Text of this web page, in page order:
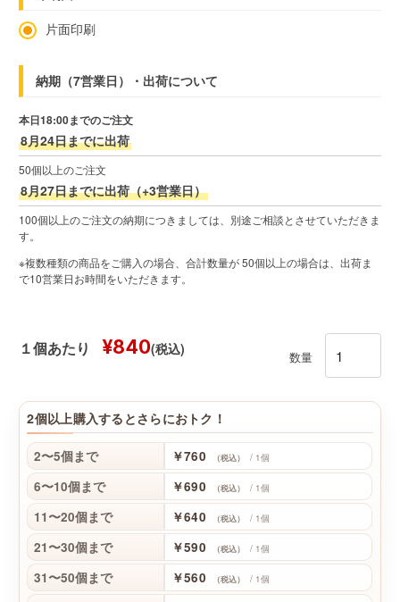
片面印刷
納期（7営業日）・出荷について
本日18:00までのご注文
8月24日までに出荷
50個以上のご注文
8月27日までに出荷（+3営業日）
100個以上のご注文の納期につきましては、別途ご相談とさせていただきま
す。
※複数種類の商品をご購入の場合、合計数量が 50個以上の場合は、出荷ま
で10営業日お時間をいただきます。
１個あたり ¥840(税込)
数量
2個以上購入するとさらにおトク！
2〜5個まで ￥760 （税込） / 1個
6〜10個まで ￥690 （税込） / 1個
11〜20個まで ￥640 （税込） / 1個
21〜30個まで ￥590 （税込） / 1個
31〜50個まで ￥560 （税込） / 1個